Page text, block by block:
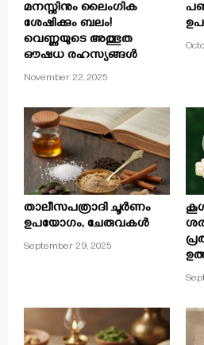
മനസ്സിനും ലൈംഗിക
ശേഷിക്കും ബലം!
വെണ്ണയുടെ അത്ഭുത
ഔഷധ രഹസ്യങ്ങൾ
November 22, 2025
താലീസപത്രാദി ചൂർണം
ഉപയോഗം, ചേരുവകള്‍
September 29, 2025